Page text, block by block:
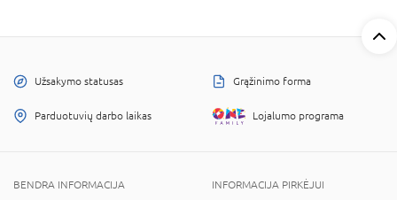
Užsakymo statusas Grąžinimo forma
Parduotuvių darbo laikas Lojalumo programa
BENDRA INFORMACIJA
INFORMACIJA PIRKĖJUI